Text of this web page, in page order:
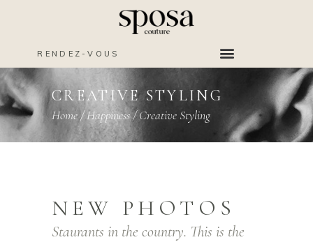
RENDEZ-VOUS
CREATIVE STYLING
Home/Happiness/Creative Styling
NEW PHOTOS
Staurants in the country. This is the